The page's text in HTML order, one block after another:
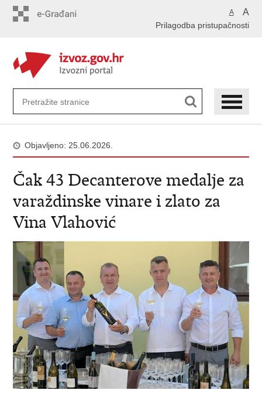
A A
Prilagodba pristupačnosti
Objavljeno: 25.06.2026.
Čak 43 Decanterove medalje za
varaždinske vinare i zlato za
Vina Vlahović